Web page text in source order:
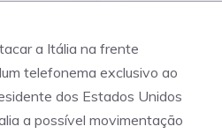
a Itália na frente
telefonema exclusivo ao
dos Estados Unidos
a possível movimentação